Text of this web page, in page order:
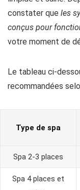
constater que les
conçus pour
votre moment de
Le tableau ci-
recommandées
Type de spa
Spa 2-3 places
Spa 4 places et